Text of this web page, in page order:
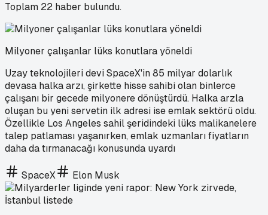
Toplam 22 haber bulundu.
Milyoner çalışanlar lüks konutlara yöneldi
Uzay teknolojileri devi SpaceX'in 85 milyar dolarlık
devasa halka arzı, şirkette hisse sahibi olan binlerce
çalışanı bir gecede milyonere dönüştürdü. Halka arzla
oluşan bu yeni servetin ilk adresi ise emlak sektörü oldu.
Özellikle Los Angeles sahil şeridindeki lüks malikanelere
talep patlaması yaşanırken, emlak uzmanları fiyatların
daha da tırmanacağı konusunda uyardı
SpaceX Elon Musk